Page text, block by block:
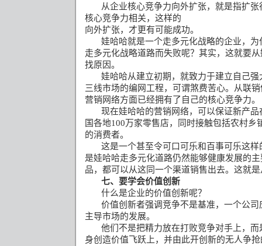
从企业核心竞争力向外扩张，就是指扩
核心竞争力相关，这样的
向外扩张，才更有可能成功。
娃哈哈就是一个走多元化战略的企业，
走多元化战略道路而失败呢？其实，这就要
找原因。
娃哈哈从建立初期，就致力于建立自己
三线市场的编网工程，可谓煞费苦心。从联
营销网络方面已经拥有了自己的核心竞争力。
现在娃哈哈的营销网络，可以保证新产
国各地100 万家零售店，同时接触包括农村乡
的消费者。
这是一个甚至令可口可乐和百事可乐这
是娃哈哈走多元化道路仍然能够健康发展的
品，都可以从这同一个渠道销售出去。这就
七、要学会价值创新
什么是企业的价值创新呢？
价值创新者强调竞争不是基准，一个公
主导市场的发展。
他们不是把精力放在打败竞争对手上，
身创造价值飞跃上，并由此开创新的无人争